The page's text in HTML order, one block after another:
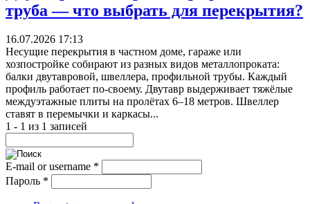
труба — что выбрать для перекрытия?
16.07.2026 17:13
Несущие перекрытия в частном доме, гараже или
хозпостройке собирают из разных видов металлопроката:
балки двутавровой, швеллера, профильной трубы. Каждый
профиль работает по-своему. Двутавр выдерживает тяжёлые
междуэтажные плиты на пролётах 6–18 метров. Швеллер
ставят в перемычки и каркасы...
1 - 1 из 1 записей
E-mail or username *
Пароль *